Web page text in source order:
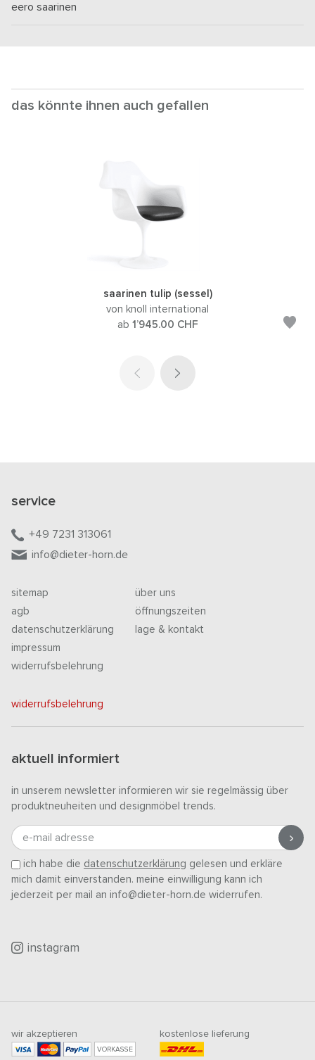
eero saarinen
das könnte ihnen auch gefallen
saarinen tulip (sessel)
von knoll international
ab 1’945.00 CHF
service
+49 7231 313061
info@dieter-horn.de
sitemap
agb
datenschutzerklärung
impressum
widerrufsbelehrung
über uns
öffnungszeiten
lage & kontakt
widerrufsbelehrung
aktuell informiert
in unserem newsletter informieren wir sie regelmässig über
produktneuheiten und designmöbel trends.
e-mail adresse
ich habe die datenschutzerklärung gelesen und erkläre
mich damit einverstanden. meine einwilligung kann ich
jederzeit per mail an info@dieter-horn.de widerrufen.
instagram
wir akzeptieren
VORKASSE
kostenlose lieferung